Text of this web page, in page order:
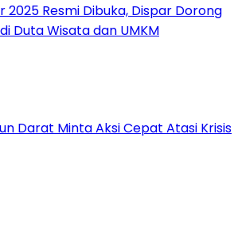
2025 Resmi Dibuka, Dispar Dorong
Duta Wisata dan UMKM
Darat Minta Aksi Cepat Atasi Krisis